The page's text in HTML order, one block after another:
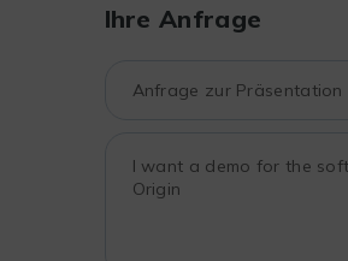
Ihre Anfrage